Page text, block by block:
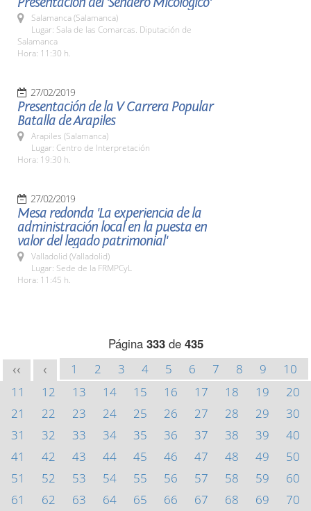
Salamanca (Salamanca)
Lugar: Sala de las Comarcas. Diputación de
Salamanca
Hora: 11:30 h.
27/02/2019
Presentación de la V Carrera Popular
Batalla de Arapiles
Arapiles (Salamanca)
Lugar: Centro de Interpretación
Hora: 19:30 h.
27/02/2019
Mesa redonda 'La experiencia de la
administración local en la puesta en
valor del legado patrimonial'
Valladolid (Valladolid)
Lugar: Sede de la FRMPCyL
Hora: 11:45 h.
Página 333de 435
<< < 1 2 3 4 5 6 7 8 9
10
11
12 13 14 15 16 17 18 19
20
21
22 23 24 25 26 27 28 29
30
31
32 33 34 35 36 37 38 39
40
41
42 43 44 45 46 47 48 49
50
51
52 53 54 55 56 57 58 59
60
61
62 63 64 65 66 67 68 69
70